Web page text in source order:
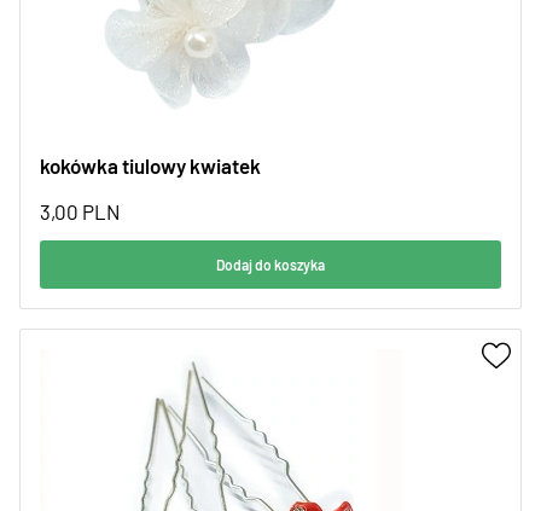
kokówka tiulowy kwiatek
3,00 PLN
Dodaj do koszyka